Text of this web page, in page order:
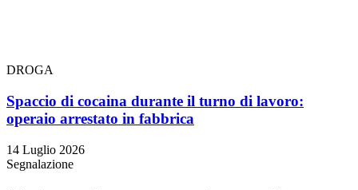
DROGA
Spaccio di cocaina durante il turno di lavoro:
operaio arrestato in fabbrica
14 Luglio 2026
Segnalazione